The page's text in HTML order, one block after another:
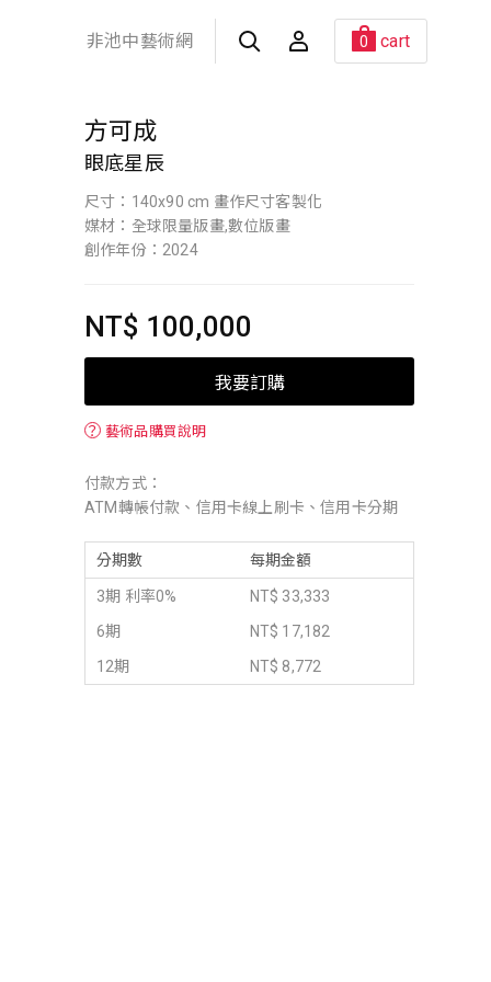
非池中藝術網 0 cart
方可成
眼底星辰
尺寸：140x90 cm 畫作尺寸客製化
媒材：全球限量版畫,數位版畫
創作年份：2024
NT$ 100,000
我要訂購
？ 藝術品購買說明
付款方式：
ATM轉帳付款、信用卡線上刷卡、信用卡分期
分期數 每期金額
3期 利率0%
NT$ 33,333
6期
NT$ 17,182
12期
NT$ 8,772